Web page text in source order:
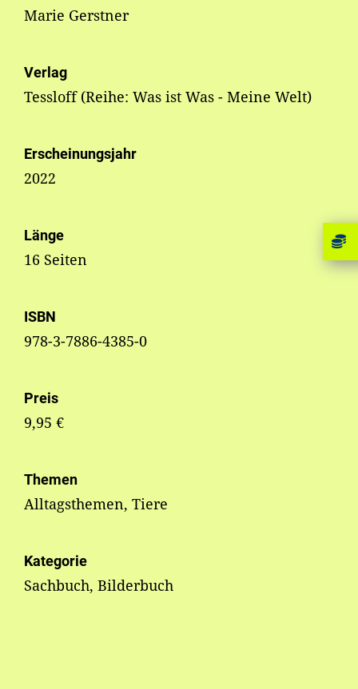
Marie Gerstner
Verlag
Tessloff (Reihe: Was ist Was - Meine Welt)
Erscheinungsjahr
2022
Länge
16 Seiten
ISBN
978-3-7886-4385-0
Preis
9,95 €
Themen
Alltagsthemen, Tiere
Kategorie
Sachbuch, Bilderbuch